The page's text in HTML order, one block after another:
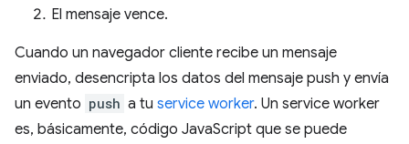
El mensaje vence.
Cuando un navegador cliente recibe un mensaje
enviado, desencripta los datos del mensaje push y envía
un evento push a tu service worker. Un service worker
es, básicamente, código JavaScript que se puede